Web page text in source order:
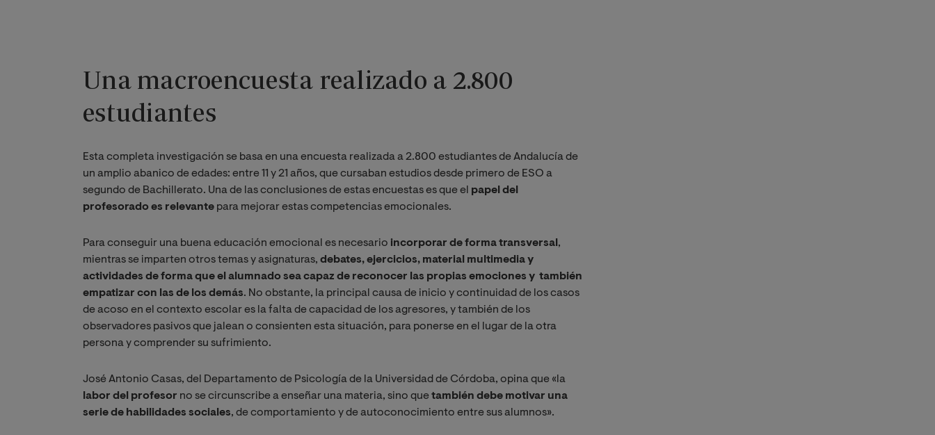
Una macroencuesta realizado a 2.800
estudiantes
Esta completa investigación se basa en una encuesta realizada a 2.800 estudiantes de Andalucía de
un amplio abanico de edades: entre 11 y 21 años, que cursaban estudios desde primero de ESO a
segundo de Bachillerato. Una de las conclusiones de estas encuestas es que el papel del
profesorado es relevante para mejorar estas competencias emocionales.
Para conseguir una buena educación emocional es necesario incorporar de forma transversal ,
mientras se imparten otros temas y asignaturas, debates, ejercicios, material multimedia y
actividades de forma que el alumnado sea capaz de reconocer las propias emociones y también
empatizar con las de los demás. No obstante, la principal causa de inicio y continuidad de los casos
de acoso en el contexto escolar es la falta de capacidad de los agresores, y también de los
observadores pasivos que jalean o consienten esta situación, para ponerse en el lugar de la otra
persona y comprender su sufrimiento.
José Antonio Casas, del Departamento de Psicología de la Universidad de Córdoba, opina que «la
labor del profesor no se circunscribe a enseñar una materia, sino quetambién debe motivar una
serie de habilidades sociales, de comportamiento y de autoconocimiento entre sus alumnos».